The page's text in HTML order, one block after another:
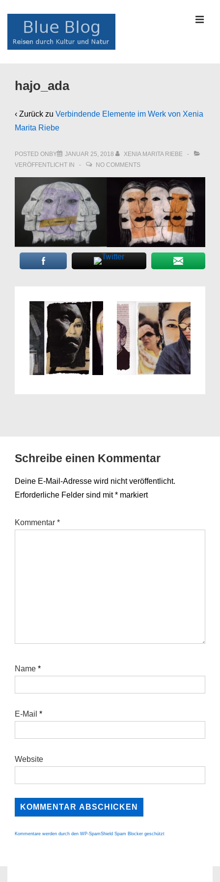
Navigation
hajo_ada
‹ Zurück zu Verbindende Elemente im Werk von Xenia
Marita Riebe
POSTED ONBY JANUAR 25, 2018
XENIA MARITA RIEBE
VERÖFFENTLICHT IN
NO COMMENTS
Schreibe einen Kommentar
Deine E-Mail-Adresse wird nicht veröffentlicht.
Erforderliche Felder sind mit* markiert
Kommentar *
Name *
E-Mail *
Website
Kommentare werden durch den WP-SpamShield Spam Blocker geschützt